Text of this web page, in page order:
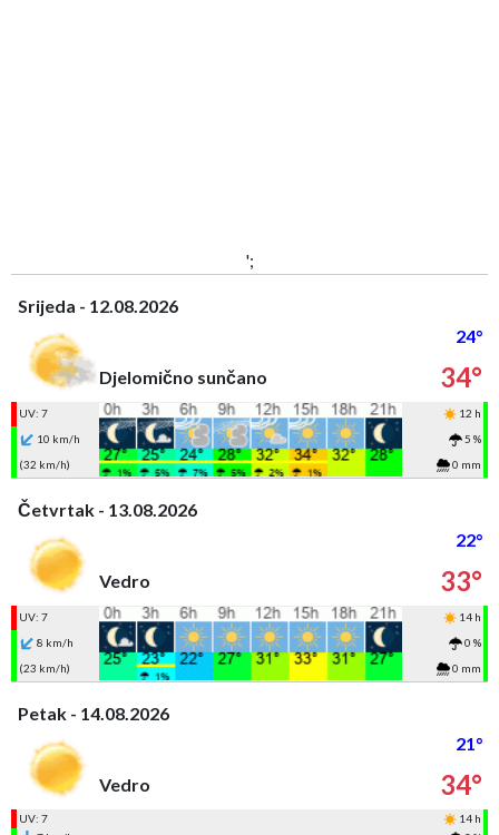
';
Srijeda - 12.08.2026
24°
Djelomično sunčano
34°
UV: 7
12 h
10 km/h
5 %
(32 km/h)
0 mm
Četvrtak - 13.08.2026
22°
Vedro
33°
UV: 7
14 h
8 km/h
0 %
(23 km/h)
0 mm
Petak - 14.08.2026
21°
Vedro
34°
UV: 7
14 h